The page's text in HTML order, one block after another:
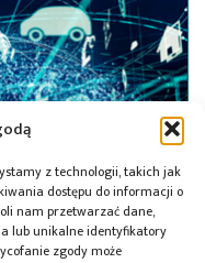
z technologii, takich jak
dostępu do informacji o
nam przetwarzać dane,
lub unikalne identyfikatory
zgody może